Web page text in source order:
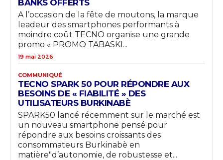
BANKS OFFERTS
A l’occasion de la fête de moutons, la marque
leadeur des smartphones performants à
moindre coût TECNO organise une grande
promo « PROMO TABASKI...
19 mai 2026
COMMUNIQUÉ
TECNO SPARK 50 POUR RÉPONDRE AUX
BESOINS DE « FIABILITÉ » DES
UTILISATEURS BURKINABÈ
SPARK50 lancé récemment sur le marché est
un nouveau smartphone pensé pour
répondre aux besoins croissants des
consommateurs Burkinabè en
matière"d’autonomie, de robustesse et...